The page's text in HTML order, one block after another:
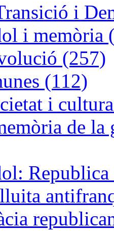
i
i memòria
(257)
(112)
i
de